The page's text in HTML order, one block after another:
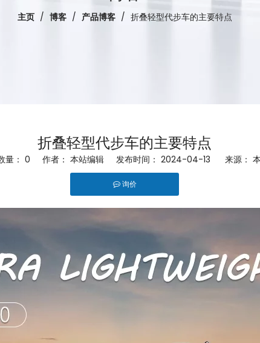
主页 / 博客 / 产品博客 / 折叠轻型代步车的主要特点
折叠轻型代步车的主要特点
量： 0 作者： 本站编辑 发布时间： 2024-04-13 来源：
询价